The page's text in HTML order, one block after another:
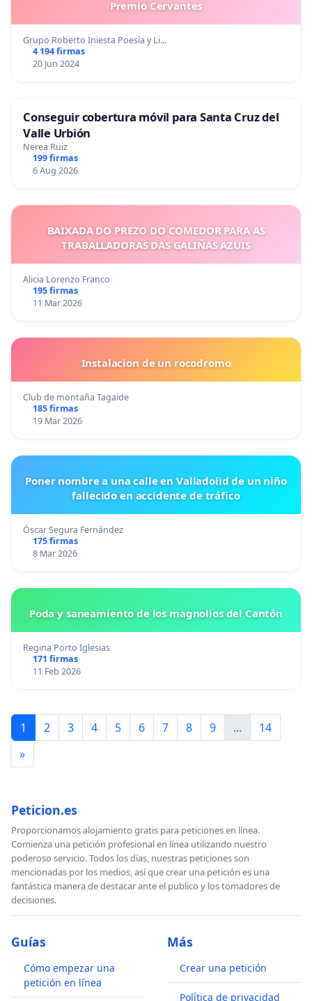
Premio Cervantes
Grupo Roberto Iniesta Poesía y Li…
4 194 firmas
20 Jun 2024
Conseguir cobertura móvil para Santa Cruz del
Valle Urbión
Nerea Ruiz
199 firmas
6 Aug 2026
BAIXADA DO PREZO DO COMEDOR PARA AS
TRABALLADORAS DAS GALIÑAS AZUIS
Alicia Lorenzo Franco
195 firmas
11 Mar 2026
Instalacion de un rocodromo
Club de montaña Tagaide
185 firmas
19 Mar 2026
Poner nombre a una calle en Valladolid de un niño
fallecido en accidente de tráfico
Óscar Segura Fernández
175 firmas
8 Mar 2026
Poda y saneamiento de los magnolios del Cantón
Regina Porto Iglesias
171 firmas
11 Feb 2026
1 2 3 4 5 6 7 8 9 ...
14
»
Peticion.es
Proporcionamos alojamiento gratis para peticiones en línea.
Comienza una petición profesional en línea utilizando nuestro
poderoso servicio. Todos los días, nuestras peticiones son
mencionadas por los medios, así que crear una petición es una
fantástica manera de destacar ante el publico y los tomadores de
decisiones.
Guías
Cómo empezar una
petición en línea
Más
Crear una petición
Política de privacidad